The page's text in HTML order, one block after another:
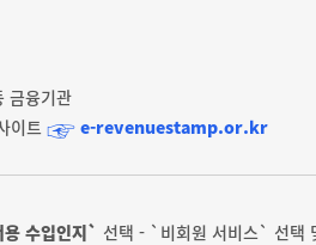
금융기관
이트 ☞ e-revenuestamp.or.kr
수입인지` 선택 - `비회원 서비스` 선택